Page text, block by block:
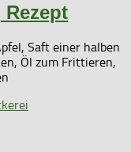
Saft einer halben
Öl zum Frittieren,